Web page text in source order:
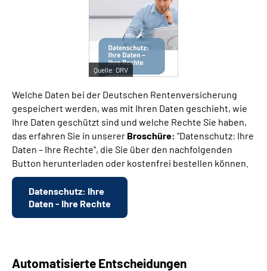
Inhalte in Gebärdensprache (DGS)
Leichte Sprache
Mein Kundenportal
Quelle: DRV
Welche Daten bei der Deutschen Rentenversicherung
gespeichert werden, was mit Ihren Daten geschieht, wie
Ihre Daten geschützt sind und welche Rechte Sie haben,
das erfahren Sie in unserer Broschüre: "Datenschutz: Ihre
Daten – Ihre Rechte", die Sie über den nachfolgenden
Button herunterladen oder kostenfrei bestellen können.
Datenschutz: Ihre
Daten - Ihre Rechte
Automatisierte Entscheidungen